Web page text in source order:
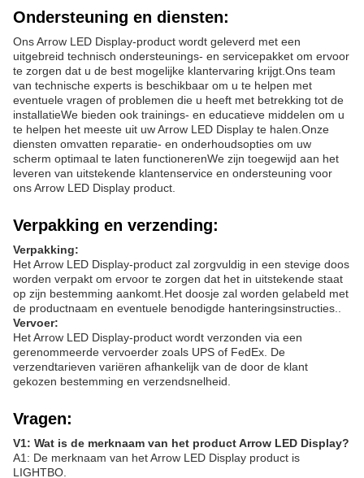
Ondersteuning en diensten:
Ons Arrow LED Display-product wordt geleverd met een
uitgebreid technisch ondersteunings- en servicepakket om ervoor
te zorgen dat u de best mogelijke klantervaring krijgt.Ons team
van technische experts is beschikbaar om u te helpen met
eventuele vragen of problemen die u heeft met betrekking tot de
installatieWe bieden ook trainings- en educatieve middelen om u
te helpen het meeste uit uw Arrow LED Display te halen.Onze
diensten omvatten reparatie- en onderhoudsopties om uw
scherm optimaal te laten functionerenWe zijn toegewijd aan het
leveren van uitstekende klantenservice en ondersteuning voor
ons Arrow LED Display product.
Verpakking en verzending:
Verpakking:
Het Arrow LED Display-product zal zorgvuldig in een stevige doos
worden verpakt om ervoor te zorgen dat het in uitstekende staat
op zijn bestemming aankomt.Het doosje zal worden gelabeld met
de productnaam en eventuele benodigde hanteringsinstructies..
Vervoer:
Het Arrow LED Display-product wordt verzonden via een
gerenommeerde vervoerder zoals UPS of FedEx. De
verzendtarieven variëren afhankelijk van de door de klant
gekozen bestemming en verzendsnelheid.
Vragen:
V1: Wat is de merknaam van het product Arrow LED Display?
A1: De merknaam van het Arrow LED Display product is
LIGHTBO.